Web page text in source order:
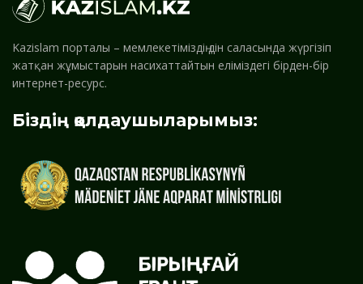
Kazislam порталы – мемлекетіміздің дін саласында жүргізіп
жатқан жұмыстарын насихаттайтын еліміздегі бірден-бір
интернет-ресурс.
Біздің қолдаушыларымыз: